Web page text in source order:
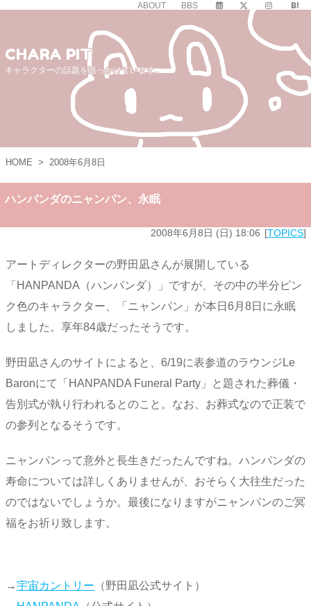
ABOUT BBS
CHARA PIT
キャラクターの話題を追っかけています。
HOME > 2008年6月8日
ハンパンダのニャンパン、永眠
2008年6月8日 (日) 18:06 TOPICS
アートディレクターの野田凪さんが展開している
「HANPANDA（ハンパンダ）」ですが、その中の半分ピン
ク色のキャラクター、「ニャンパン」が本日6月8日に永眠
しました。享年84歳だったそうです。
野田凪さんのサイトによると、6/19に表参道のラウンジLe
Baronにて「HANPANDA Funeral Party」と題された葬儀・
告別式が執り行われるとのこと。なお、お葬式なので正装で
の参列となるそうです。
ニャンパンって意外と長生きだったんですね。ハンパンダの
寿命については詳しくありませんが、おそらく大往生だった
のではないでしょうか。最後になりますがニャンパンのご冥
福をお祈り致します。
→宇宙カントリー （野田凪公式サイト）